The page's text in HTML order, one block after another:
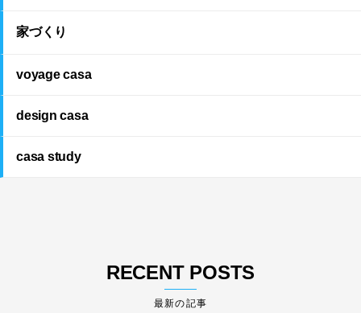
家づくり
voyage casa
design casa
casa study
RECENT POSTS
最新の記事